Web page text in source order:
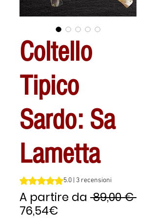
Coltello
Tipico
Sardo: Sa
Lametta
Sulla base di 3 recensioni, la
5.0 | 3 recensioni
A partire da 89,00 €
76,54€